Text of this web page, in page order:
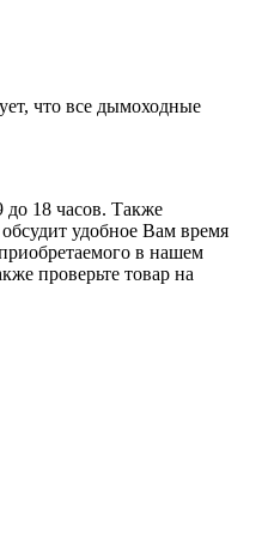
что все дымоходные
до 18 часов. Также
удобное Вам время
в нашем
проверьте товар на